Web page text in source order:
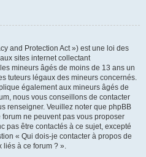
and Protection Act ») est une loi des
sites internet collectant
mineurs âgés de moins de 13 ans un
tuteurs légaux des mineurs concernés.
également aux mineurs âgés de
nous vous conseillons de contacter
renseigner. Veuillez noter que phpBB
ne peuvent pas vous proposer
pas être contactés à ce sujet, excepté
« Qui dois-je contacter à propos de
liés à ce forum ? ».